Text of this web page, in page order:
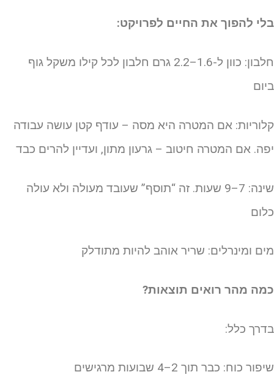
להפוך את החיים לפרויקט:
חלבון: כוון ל-1.6–2.2 גרם חלבון לכל קילו משקל גוף
אם המטרה היא מסה – עודף קטן עושה עבודה
אם המטרה חיטוב – גרעון מתון, ועדיין להרים כבד
שינה: 7–9 שעות. זה “תוסף” שעובד מעולה ולא עולה
ומינרלים: שריר אוהב להיות מתודלק
מהר רואים תוצאות?
כלל:
כוח: כבר תוך 2–4 שבועות מרגישים